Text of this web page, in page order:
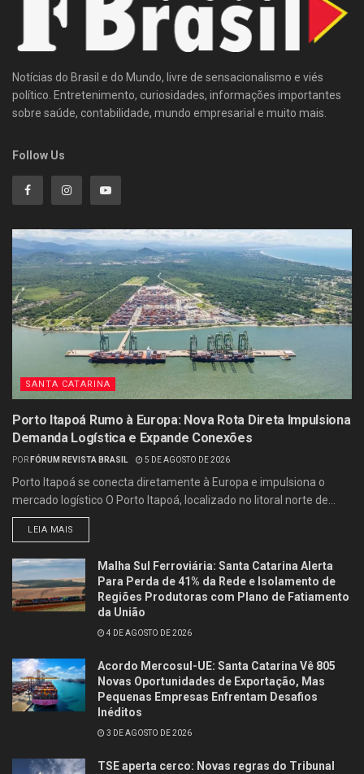
Notícias do Brasil e do Mundo, livre de sensacionalismo e viés
político. Entretenimento, curiosidades, informações importantes
sobre saúde, contabilidade, mundo empresarial e muito mais.
Follow Us
SANTA CATARINA
Porto Itapoá Rumo à Europa: Nova Rota Direta Impulsiona
Demanda Logística e Expande Conexões
POR FÓRUM REVISTA BRASIL 5 DE AGOSTO DE 2026
Porto Itapoá se conecta diretamente à Europa e impulsiona o
mercado logístico O Porto Itapoá, localizado no litoral norte de...
LEIA MAIS
Malha Sul Ferroviária: Santa Catarina Alerta
Para Perda de 41% da Rede e Isolamento de
Regiões Produtoras com Plano de Fatiamento
da União
4 DE AGOSTO DE 2026
Acordo Mercosul-UE: Santa Catarina Vê 805
Novas Oportunidades de Exportação, Mas
Pequenas Empresas Enfrentam Desafios
Inéditos
3 DE AGOSTO DE 2026
TSE aperta cerco: Novas regras do Tribunal